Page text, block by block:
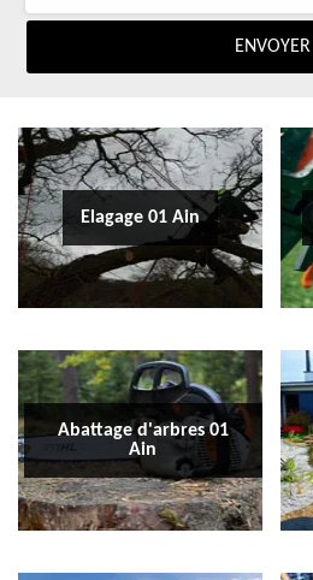
Elagage 01 Ain
Abattage d'arbres 01
Ain